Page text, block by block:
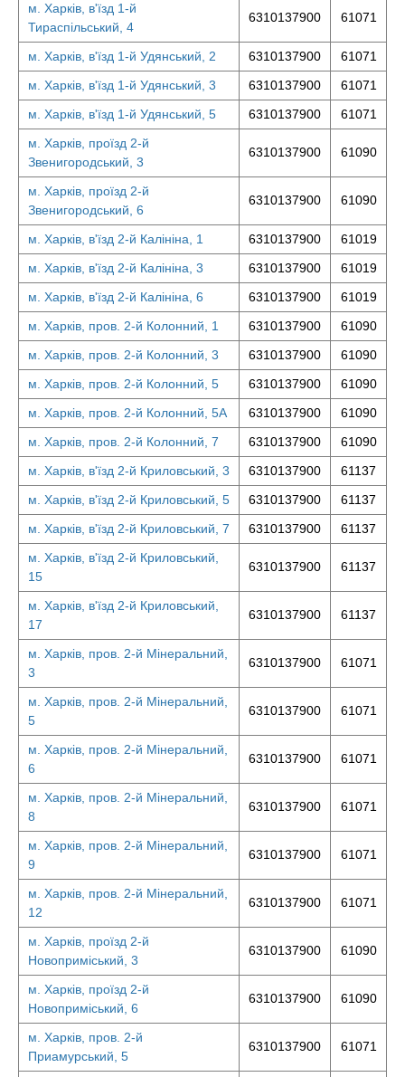
м. Харків, в'їзд 1-й
Тираспільський, 4
6310137900 61071
м. Харків, в'їзд 1-й Удянський, 2 6310137900
61071
м. Харків, в'їзд 1-й Удянський, 3
6310137900
61071
м. Харків, в'їзд 1-й Удянський, 5
6310137900
61071
м. Харків, проїзд 2-й
Звенигородський, 3
6310137900 61090
м. Харків, проїзд 2-й
Звенигородський, 6
6310137900 61090
м. Харків, в'їзд 2-й Калініна, 1 6310137900
61019
м. Харків, в'їзд 2-й Калініна, 3
6310137900
61019
м. Харків, в'їзд 2-й Калініна, 6
6310137900
61019
м. Харків, пров. 2-й Колонний, 1
6310137900
61090
м. Харків, пров. 2-й Колонний, 3
6310137900
61090
м. Харків, пров. 2-й Колонний, 5
6310137900
61090
м. Харків, пров. 2-й Колонний, 5А
6310137900
61090
м. Харків, пров. 2-й Колонний, 7
6310137900
61090
м. Харків, в'їзд 2-й Криловський, 3
6310137900
61137
м. Харків, в'їзд 2-й Криловський, 5
6310137900
61137
м. Харків, в'їзд 2-й Криловський, 7
6310137900
61137
м. Харків, в'їзд 2-й Криловський,
15
6310137900 61137
м. Харків, в'їзд 2-й Криловський,
17
6310137900 61137
м. Харків, пров. 2-й Мінеральний,
3
6310137900 61071
м. Харків, пров. 2-й Мінеральний,
5
6310137900 61071
м. Харків, пров. 2-й Мінеральний,
6
6310137900 61071
м. Харків, пров. 2-й Мінеральний,
8
6310137900 61071
м. Харків, пров. 2-й Мінеральний,
9
6310137900 61071
м. Харків, пров. 2-й Мінеральний,
12
6310137900 61071
м. Харків, проїзд 2-й
Новоприміський, 3
6310137900 61090
м. Харків, проїзд 2-й
Новоприміський, 6
6310137900 61090
м. Харків, пров. 2-й
Приамурський, 5
6310137900 61071